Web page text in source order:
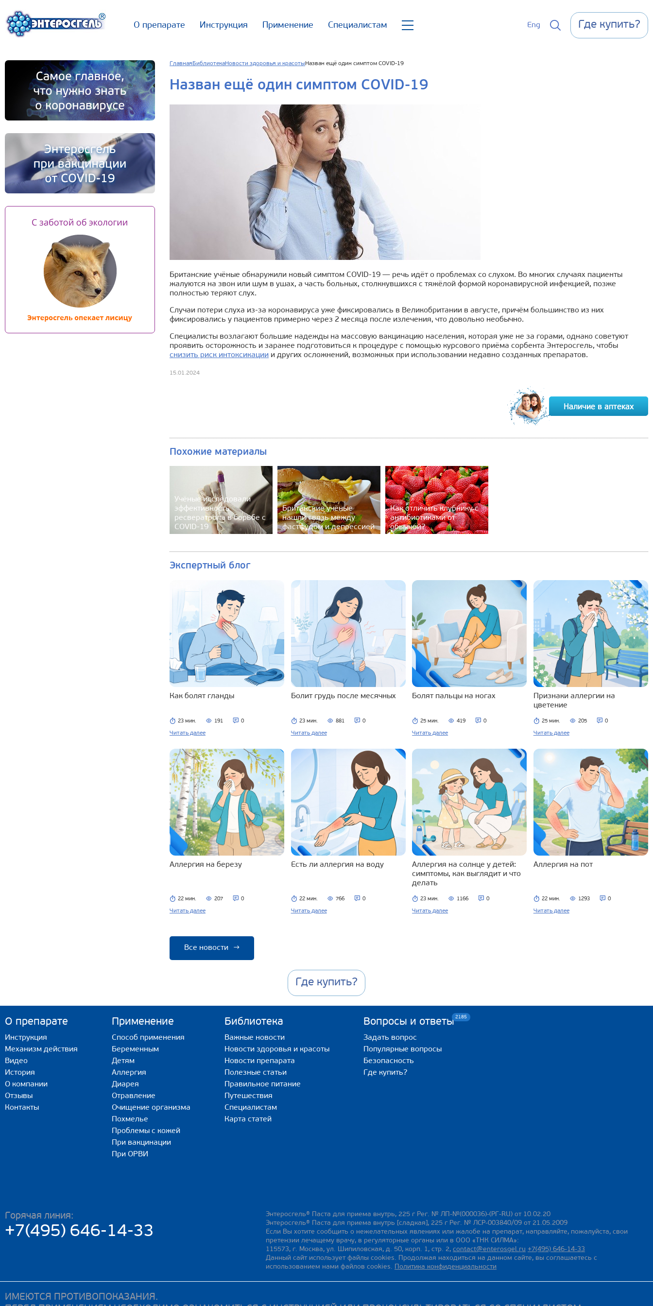
О препарате Инструкция Применение Специалистам Eng Где купить?
Главная БиблиотекаНовости здоровья и красоты Назван ещё один симптом COVID-19
Назван ещё один симптом COVID-19
Британские учёные обнаружили новый симптом COVID-19 — речь идёт о проблемах со слухом. Во многих случаях пациенты
жалуются на звон или шум в ушах, а часть больных, столкнувшихся с тяжёлой формой коронавирусной инфекцией, позже
полностью теряют слух.
Случаи потери слуха из-за коронавируса уже фиксировались в Великобритании в августе, причём большинство из них
фиксировались у пациентов примерно через 2 месяца после излечения, что довольно необычно.
Специалисты возлагают большие надежды на массовую вакцинацию населения, которая уже не за горами, однако советуют
проявить осторожность и заранее подготовиться к процедуре с помощью курсового приёма сорбента Энтеросгель, чтобы
снизить риск интоксикации и других осложнений, возможных при использовании недавно созданных препаратов.
15.01.2024
Похожие материалы
Учёные исследовали
эффективность
ресвератрола в борьбе с
COVID-19
Британские учёные
нашли связь между
фастфудом и депрессией
Как отличить клубнику с
антибиотиками от
обычной?
Экспертный блог
Как болят гланды
23 мин. 191 0
Читать далее
Болит грудь после месячных
23 мин. 881 0
Читать далее
Болят пальцы на ногах
25 мин. 419 0
Читать далее
Признаки аллергии на
цветение
25 мин. 205 0
Читать далее
Аллергия на березу
22 мин. 207 0
Читать далее
Есть ли аллергия на воду
22 мин. 766 0
Читать далее
Аллергия на солнце у детей:
симптомы, как выглядит и что
делать
23 мин. 1166 0
Читать далее
Аллергия на пот
22 мин. 1293 0
Читать далее
Все новости →
Где купить?
О препарате
Инструкция
Механизм действия
Видео
История
О компании
Отзывы
Контакты
Применение
Способ применения
Беременным
Детям
Аллергия
Диарея
Отравление
Очищение организма
Похмелье
Проблемы с кожей
При вакцинации
При ОРВИ
Библиотека
Важные новости
Новости здоровья и красоты
Новости препарата
Полезные статьи
Правильное питание
Путешествия
Специалистам
Карта статей
Вопросы и ответы2185
Задать вопрос
Популярные вопросы
Безопасность
Где купить?
Горячая линия:
+7(495) 646-14-33
Энтеросгель® Паста для приема внутрь, 225 г Рег. № ЛП-№(000036)-(РГ-RU) от 10.02.20
Энтеросгель® Паста для приема внутрь [сладкая], 225 г Рег. № ЛСР-003840/09 от 21.05.2009
Если Вы хотите сообщить о нежелательных явлениях или жалобе на препарат, направляйте, пожалуйста, свои
претензии лечащему врачу, в регуляторные органы или в ООО «ТНК СИЛМА»:
115573, г. Москва, ул. Шипиловская, д. 50, корп. 1, стр. 2, contact@enterosgel.ru +7(495) 646-14-33
Данный сайт использует файлы cookies. Продолжая находиться на данном сайте, вы соглашаетесь с
использованием нами файлов cookies. Политика конфиденциальности
ИМЕЮТСЯ ПРОТИВОПОКАЗАНИЯ.